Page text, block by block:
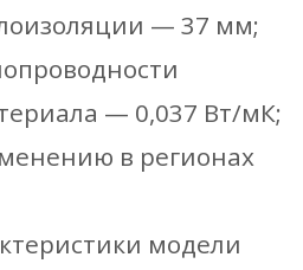
— 37 мм;
— 0,037 Вт/мК;
в регионах
модели